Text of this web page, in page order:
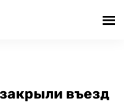
въезд